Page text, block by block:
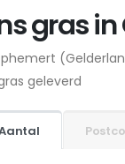
gras
geleverd